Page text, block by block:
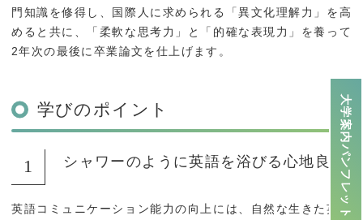
門知識を修得し、国際人に求められる「異文化理解力」を高
めると共に、「柔軟な思考力」と「的確な表現力」を養って
2年次の最後に卒業論文を仕上げます。
学びのポイント
シャワーのように英語を浴びる心地良さ
英語コミュニケーション能力の向上には、自然な生きた英語
大学案内パンフレット